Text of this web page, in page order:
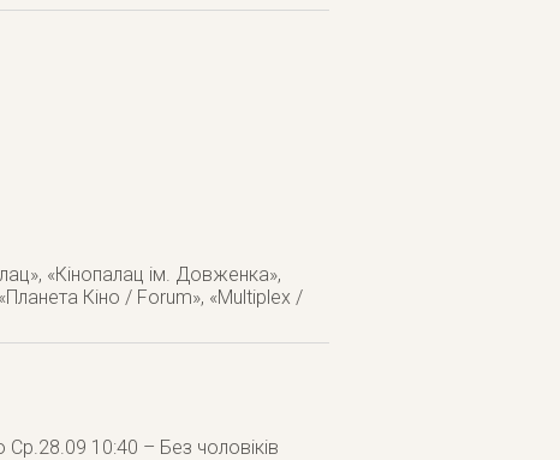
«Кінопалац ім. Довженка»,
Кіно / Forum», «Multiplex /
Ср.28.09 10:40 – Без чоловіків